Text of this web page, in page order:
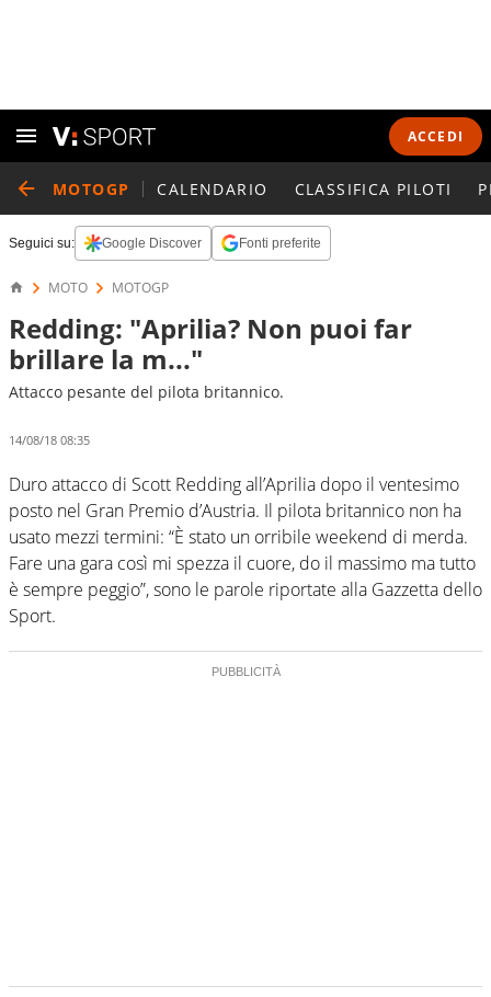
ACCEDI
MOTOGP CALENDARIO CLASSIFICA PILOTI
Seguici su: Google Discover Fonti preferite
MOTO MOTOGP
Redding: "Aprilia? Non puoi far
brillare la m..."
Attacco pesante del pilota britannico.
14/08/18 08:35
Duro attacco di Scott Redding all’Aprilia dopo il ventesimo
posto nel Gran Premio d’Austria. Il pilota britannico non ha
usato mezzi termini: “È stato un orribile weekend di merda.
Fare una gara così mi spezza il cuore, do il massimo ma tutto
è sempre peggio”, sono le parole riportate alla Gazzetta dello
Sport.